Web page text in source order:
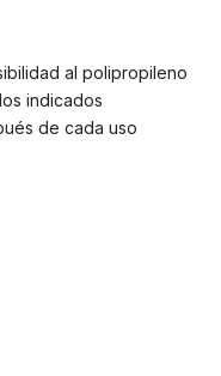
al polipropileno
indicados
de cada uso